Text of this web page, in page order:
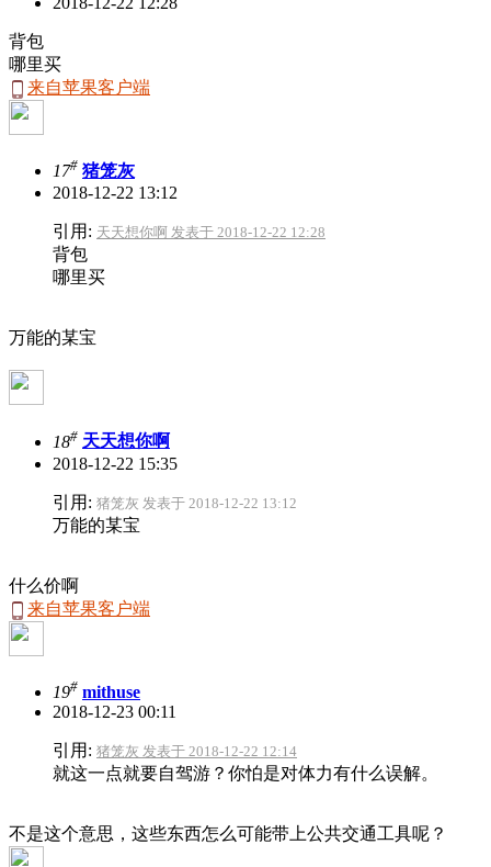
背包
哪里买
来自苹果客户端
17# 猪笼灰
2018-12-22 13:12
引用: 天天想你啊 发表于 2018-12-22 12:28
背包
哪里买
万能的某宝
18# 天天想你啊
2018-12-22 15:35
引用: 猪笼灰 发表于 2018-12-22 13:12
万能的某宝
什么价啊
来自苹果客户端
19# mithuse
2018-12-23 00:11
引用: 猪笼灰 发表于 2018-12-22 12:14
就这一点就要自驾游？你怕是对体力有什么误解。
不是这个意思，这些东西怎么可能带上公共交通工具呢？